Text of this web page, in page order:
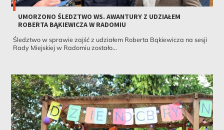
UMORZONO ŚLEDZTWO WS. AWANTURY Z UDZIAŁEM
ROBERTA BĄKIEWICZA W RADOMIU
Śledztwo w sprawie zajść z udziałem Roberta Bąkiewicza na sesji
Rady Miejskiej w Radomiu zostało...